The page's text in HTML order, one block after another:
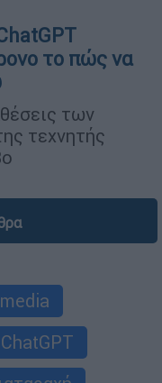
το πώς να
των
τεχνητής
ChatGPT